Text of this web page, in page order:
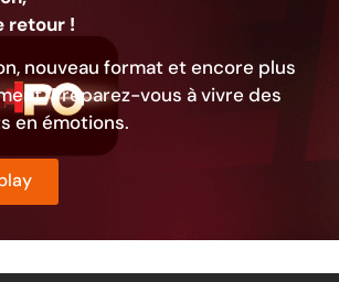
retour !
nouveau format et encore plus
Préparez-vous à vivre des
en émotions.